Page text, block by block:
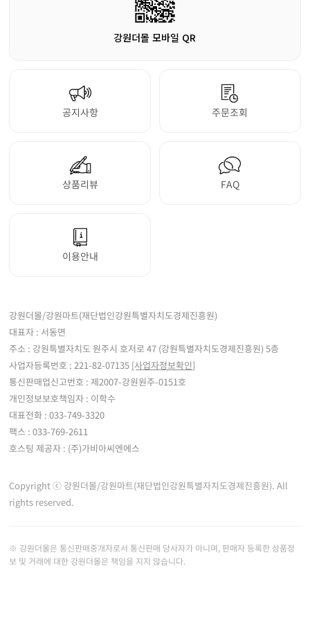
강원더몰 모바일 QR
공지사항 주문조회
상품리뷰 FAQ
이용안내
강원더몰/강원마트(재단법인강원특별자치도경제진흥원)
대표자 : 서동면
주소 : 강원특별자치도 원주시 호저로 47 (강원특별자치도경제진흥원) 5층
사업자등록번호 : 221-82-07135 [사업자정보확인]
통신판매업신고번호 : 제2007-강원원주-0151호
개인정보보호책임자 : 이학수
대표전화 : 033-749-3320
팩스 : 033-769-2611
호스팅 제공자 : (주)가비아씨엔에스
Copyright ⓒ 강원더몰/강원마트(재단법인강원특별자치도경제진흥원). All
rights reserved.
※ 강원더몰은 통신판매중개자로서 통신판매 당사자가 아니며, 판매자 등록한 상품정
보 및 거래에 대한 강원더몰은 책임을 지지 않습니다.